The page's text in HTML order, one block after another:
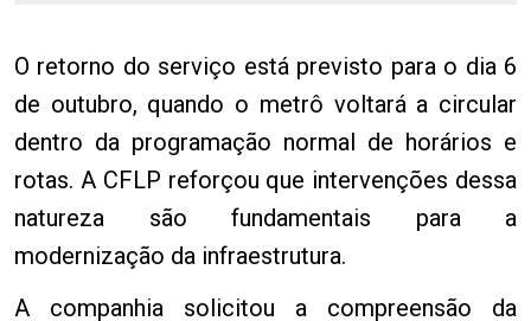
O retorno do serviço está previsto para o dia 6
de outubro, quando o metrô voltará a circular
dentro da programação normal de horários e
rotas. A CFLP reforçou que intervenções dessa
natureza são fundamentais para a
modernização da infraestrutura.
A companhia solicitou a compreensão da